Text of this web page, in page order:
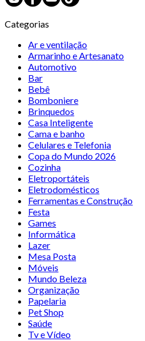
Categorias
Ar e ventilação
Armarinho e Artesanato
Automotivo
Bar
Bebê
Bomboniere
Brinquedos
Casa Inteligente
Cama e banho
Celulares e Telefonia
Copa do Mundo 2026
Cozinha
Eletroportáteis
Eletrodomésticos
Ferramentas e Construção
Festa
Games
Informática
Lazer
Mesa Posta
Móveis
Mundo Beleza
Organização
Papelaria
Pet Shop
Saúde
Tv e Vídeo